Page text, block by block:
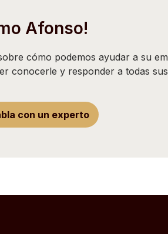
Afonso!
cómo podemos ayudar a su
conocerle y responder a todas
con un experto